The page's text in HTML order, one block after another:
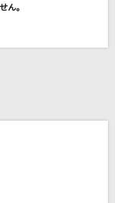
メバージョン)